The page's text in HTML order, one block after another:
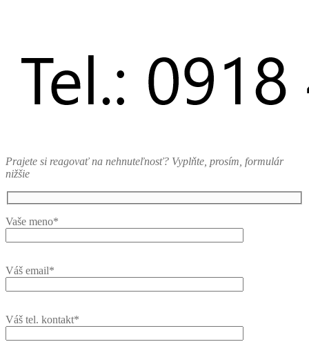
Prajete si reagovať na nehnuteľnosť? Vyplňte, prosím, formulár
nižšie
Vaše meno*
Váš email*
Váš tel. kontakt*